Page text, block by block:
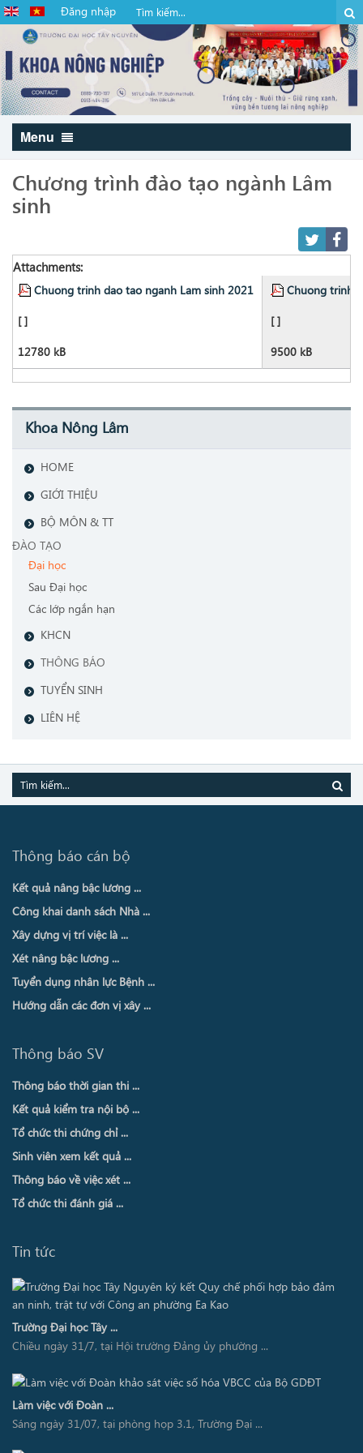
Đăng nhập
Menu
Chương trình đào tạo ngành Lâm
sinh
Attachments:
Chuong trinh dao tao nganh Lam sinh 2021
[ ]
12780 kB
Chuong trinh
[ ]
9500 kB
Khoa Nông Lâm
HOME
GIỚI THIỆU
BỘ MÔN & TT
ĐÀO TẠO
Đại học
Sau Đại học
Các lớp ngắn hạn
KHCN
THÔNG BÁO
TUYỂN SINH
LIÊN HỆ
Thông báo cán bộ
Kết quả nâng bậc lương ...
Công khai danh sách Nhà ...
Xây dựng vị trí việc là ...
Xét nâng bậc lương ...
Tuyển dụng nhân lực Bệnh ...
Hướng dẫn các đơn vị xây ...
Thông báo SV
Thông báo thời gian thi ...
Kết quả kiểm tra nội bộ ...
Tổ chức thi chứng chỉ ...
Sinh viên xem kết quả ...
Thông báo về việc xét ...
Tổ chức thi đánh giá ...
Tin tức
Trường Đại học Tây ...
Chiều ngày 31/7, tại Hội trường Đảng ủy phường ...
Làm việc với Đoàn ...
Sáng ngày 31/07, tại phòng họp 3.1, Trường Đại ...